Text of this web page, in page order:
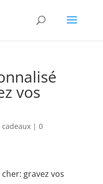
vos
cadeaux| 0
gravez vos